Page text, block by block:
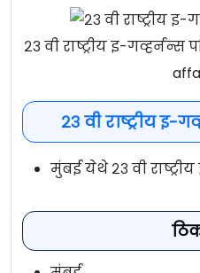
२३ वी राष्ट्रीय इ-
२३ वी राष्ट्रीय इ-
मुंबई येथे २३ वी